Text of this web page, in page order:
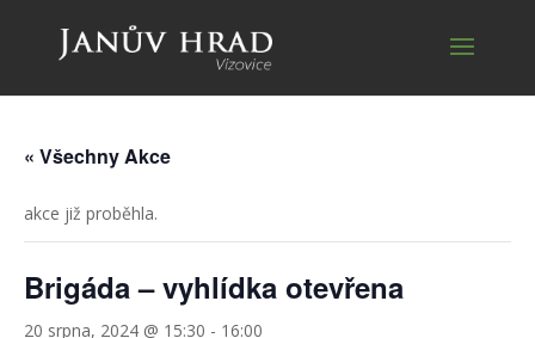
« Všechny Akce
akce již proběhla.
Brigáda – vyhlídka otevřena
20 srpna, 2024 @ 15:30 - 16:00